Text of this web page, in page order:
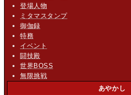
登場人物
ミタマスタンプ
御伽録
特務
イベント
闘技殿
世界BOSS
無限挑戦
あやかし